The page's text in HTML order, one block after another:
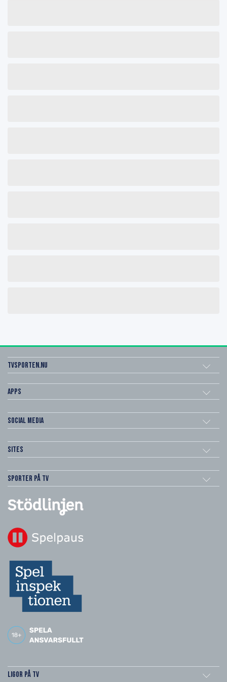
Tvsporten.nu
Apps
Social Media
Sites
Sporter på TV
Ligor på TV